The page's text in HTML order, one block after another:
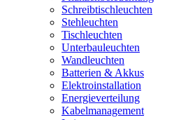
Schreibtischleuchten
Stehleuchten
Tischleuchten
Unterbauleuchten
Wandleuchten
Batterien & Akkus
Elektroinstallation
Energieverteilung
Kabelmanagement